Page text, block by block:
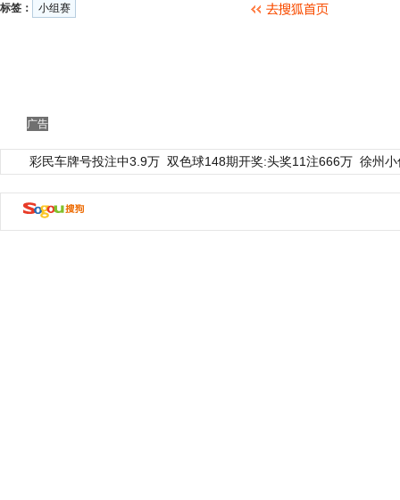
标签： 小组赛
广告
彩民车牌号投注中3.9万 双色球148期开奖:头奖11注666万 徐州